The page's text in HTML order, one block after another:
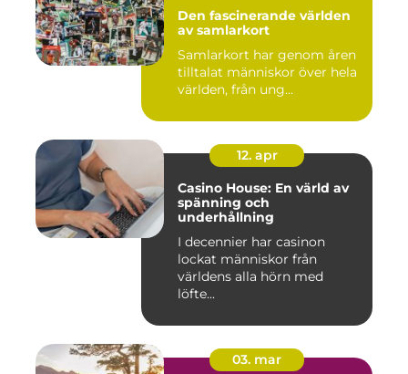
Den fascinerande världen
av samlarkort
Samlarkort har genom åren
tilltalat människor över hela
världen, från ung...
12. apr
Casino House: En värld av
spänning och
underhållning
I decennier har casinon
lockat människor från
världens alla hörn med
löfte...
03. mar